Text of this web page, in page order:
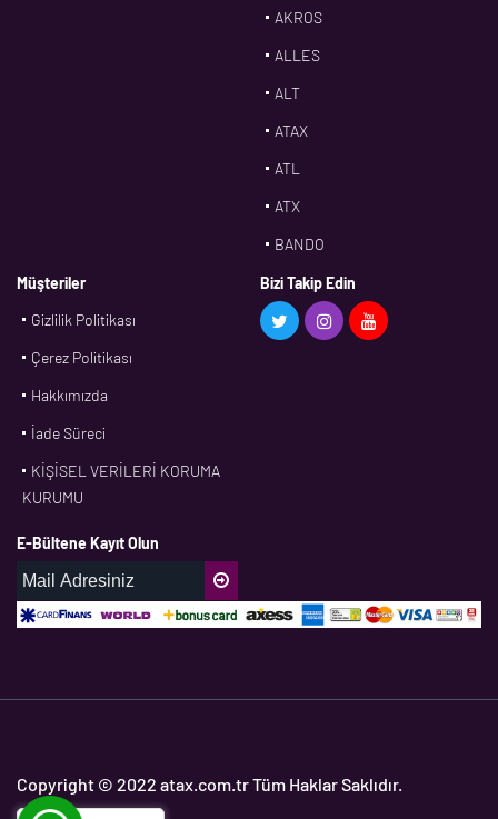
AKROS
ALLES
ALT
ATAX
ATL
ATX
BANDO
BMS
CDF
DPH
ECOPARTS
Müşteriler
Gizlilik Politikası
Çerez Politikası
Hakkımızda
İade Süreci
KİŞİSEL VERİLERİ KORUMA
KURUMU
Bizi Takip Edin
E-Bültene Kayıt Olun
Copyright © 2022 atax.com.tr Tüm Haklar Saklıdır.